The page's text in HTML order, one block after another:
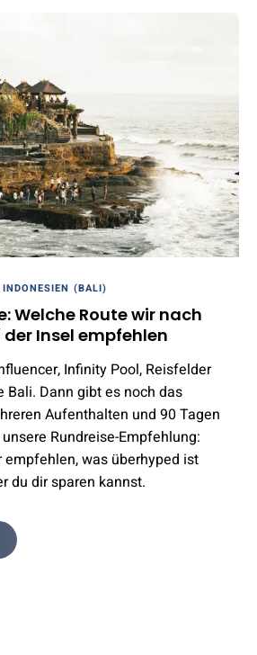
INDONESIEN (BALI)
Welche Route wir nach
Insel empfehlen
Infinity Pool, Reisfelder
Bali. Dann gibt es noch das
Aufenthalten und 90 Tagen
Rundreise-Empfehlung:
empfehlen, was überhyped ist
du dir sparen kannst.